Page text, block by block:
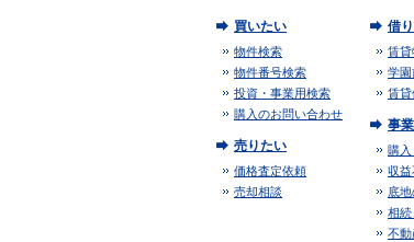
買いたい
物件検索
物件番号検索
投資・事業用検索
購入のお問い合わせ
売りたい
価格査定依頼
売却相談
借
賃貸
学園
賃貸
事
購
収
底
相続
不動